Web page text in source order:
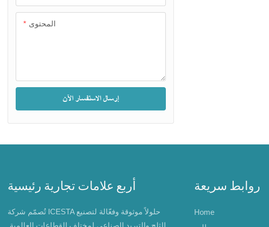
المحتوى
إرسال الاستفسار الآن
أربع علامات تجارية رئيسية
تُصمّم شركة ICESTA حلولاً موثوقة وفعّالة لتصنيع
روابط سريعة
Home